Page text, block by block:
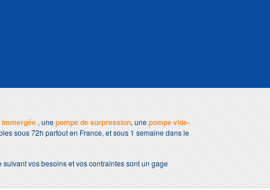
immergée , unepompe de surpression, unepompe vide-
sous 72h partout en France, et sous 1 semaine dans le
vos besoins et vos contraintes sont un gage